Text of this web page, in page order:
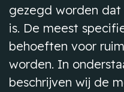
gezegd worden
is. De meest
behoeften voor
worden. In
beschrijven wij de